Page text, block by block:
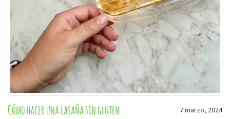
Cómo hacer una lasaña sin gluten 7 marzo, 2024